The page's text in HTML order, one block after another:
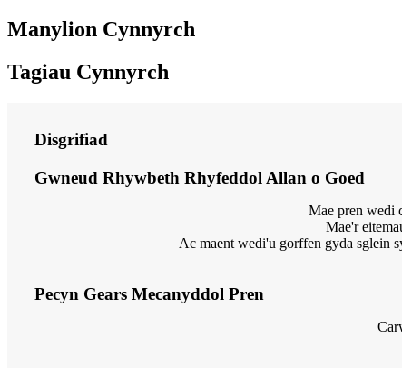
Manylion Cynnyrch
Tagiau Cynnyrch
Disgrifiad
Gwneud Rhywbeth Rhyfeddol Allan o Goed
Mae pren wedi
Mae'r
Ac maent wedi'u gorffen gyda sglein
Pecyn Gears Mecanyddol Pren